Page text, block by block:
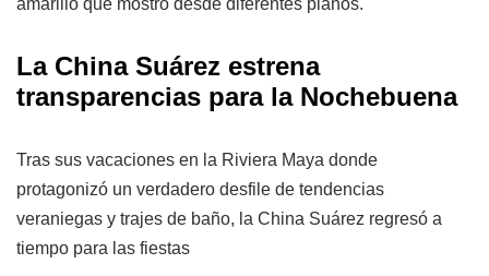
amarillo que mostró desde diferentes planos.
La China Suárez estrena
transparencias para la Nochebuena
Tras sus vacaciones en la Riviera Maya donde
protagonizó un verdadero desfile de tendencias
veraniegas y trajes de baño, la China Suárez regresó a
tiempo para las fiestas